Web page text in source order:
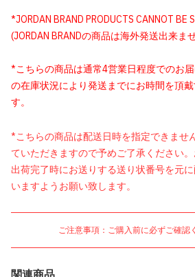
*JORDAN BRAND PRODUCTS CANNOT BE
(JORDAN BRANDの商品は海外発送出来ま
*こちらの商品は通常4営業日程度でのお
の在庫状況により発送までにお時間を頂
す。
*こちらの商品は配送日時を指定できませ
ていただきますので予めご了承ください
出荷完了時にお送りする送り状番号を元
いますようお願い致します。
ご注意事項：ご購入前に必ずご確認